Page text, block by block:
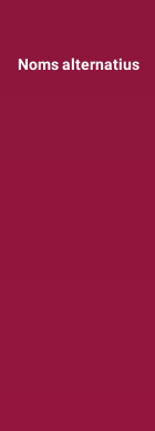
Noms alternatius